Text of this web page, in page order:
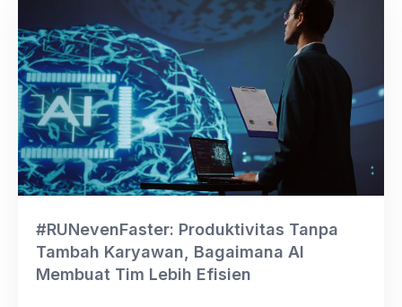
#RUNevenFaster: Produktivitas Tanpa
Tambah Karyawan, Bagaimana AI
Membuat Tim Lebih Efisien